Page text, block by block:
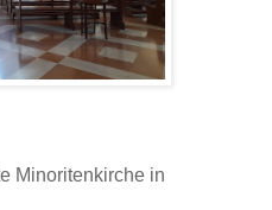
Minoritenkirche in